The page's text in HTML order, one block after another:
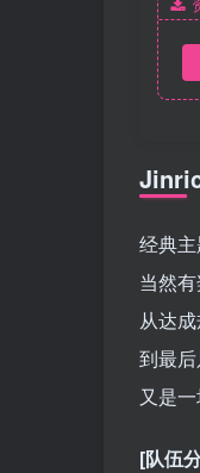
经典
当然
从达
到最
又是
[队伍